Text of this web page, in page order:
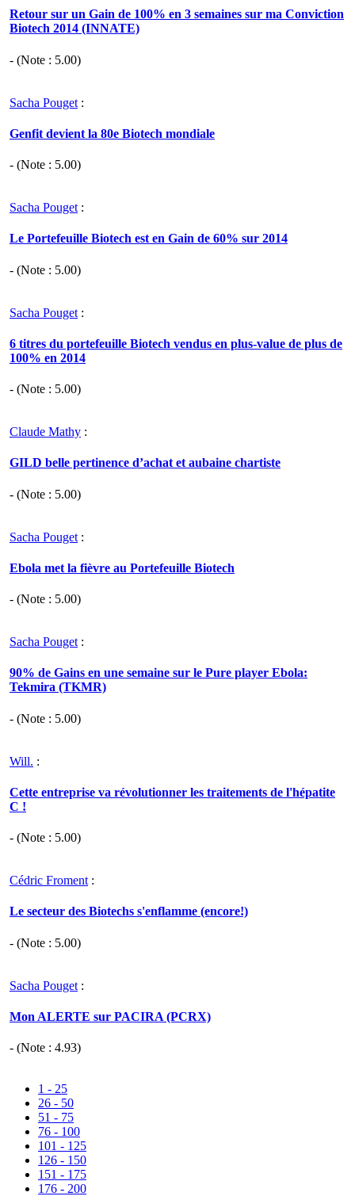
Retour sur un Gain de 100% en 3 semaines sur ma Conviction
Biotech 2014 (INNATE)
- (Note : 5.00)
Sacha Pouget :
Genfit devient la 80e Biotech mondiale
- (Note : 5.00)
Sacha Pouget :
Le Portefeuille Biotech est en Gain de 60% sur 2014
- (Note : 5.00)
Sacha Pouget :
6 titres du portefeuille Biotech vendus en plus-value de plus de
100% en 2014
- (Note : 5.00)
Claude Mathy :
GILD belle pertinence d’achat et aubaine chartiste
- (Note : 5.00)
Sacha Pouget :
Ebola met la fièvre au Portefeuille Biotech
- (Note : 5.00)
Sacha Pouget :
90% de Gains en une semaine sur le Pure player Ebola:
Tekmira (TKMR)
- (Note : 5.00)
Will. :
Cette entreprise va révolutionner les traitements de l'hépatite
C !
- (Note : 5.00)
Cédric Froment :
Le secteur des Biotechs s'enflamme (encore!)
- (Note : 5.00)
Sacha Pouget :
Mon ALERTE sur PACIRA (PCRX)
- (Note : 4.93)
1 - 25
26 - 50
51 - 75
76 - 100
101 - 125
126 - 150
151 - 175
176 - 200